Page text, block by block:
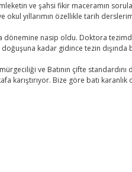
ve şahsi fikir maceramın
yıllarımın özellikle tarih
nasip oldu. Doktora
kadar gidince tezin dışında
ve Batının çifte standardını
karıştırıyor. Bize göre batı